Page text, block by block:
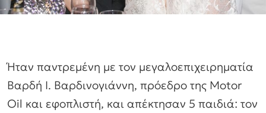
Ήταν παντρεμένη με τον μεγαλοεπιχειρηματία
Βαρδή Ι. Βαρδινογιάννη, πρόεδρο της Motor
Oil και εφοπλιστή, και απέκτησαν 5 παιδιά: τον